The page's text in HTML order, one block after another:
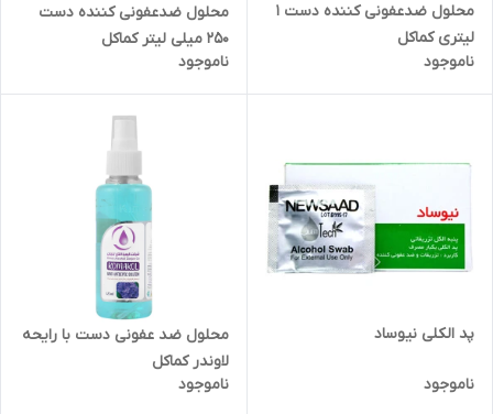
محلول ضدعفونی کننده دست 1
لیتری کماکل
ناموجود
محلول ضدعفونی کننده دست
250 میلی لیتر کماکل
ناموجود
پد الکلی نیوساد
ناموجود
محلول ضد عفونی دست با رایحه
لاوندر کماکل
ناموجود